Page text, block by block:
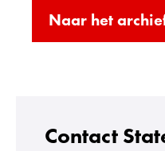
Naar het
Contact